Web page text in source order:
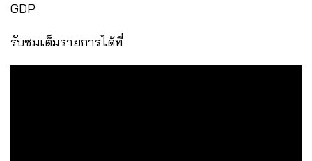
GDP
รับชมเต็มรายการได้ที่